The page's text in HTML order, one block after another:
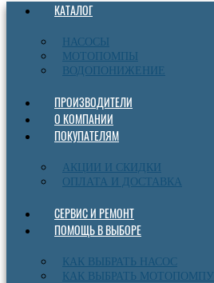
КАТАЛОГ
НАСОСЫ
МОТОПОМПЫ
ВОДОПОНИЖЕНИЕ
ПРОИЗВОДИТЕЛИ
О КОМПАНИИ
ПОКУПАТЕЛЯМ
АКЦИИ И СКИДКИ
ОПЛАТА И ДОСТАВКА
СЕРВИС И РЕМОНТ
ПОМОЩЬ В ВЫБОРЕ
КАК ВЫБРАТЬ НАСОС
КАК ВЫБРАТЬ МОТОПОМПУ